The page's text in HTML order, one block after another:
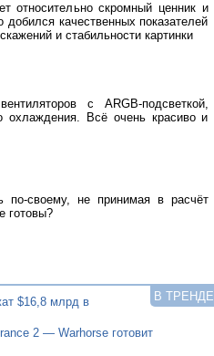
относительно скромный ценник и
качественных показателей
и стабильности картинки
с ARGB-подсветкой,
охлаждения. Всё очень красиво и
по-своему, не принимая в расчёт
готовы?
В ТРЕНДЕ
$16,8 млрд в
2 — Warhorse готовит